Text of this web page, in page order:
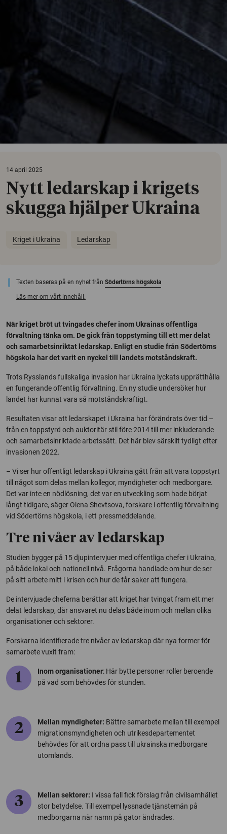
14 april 2025
Nytt ledarskap i krigets
skugga hjälper Ukraina
Kriget i Ukraina Ledarskap
Texten baseras på en nyhet från Södertörns högskola
Läs mer om vårt innehåll.
När kriget bröt ut tvingades chefer inom Ukrainas offentliga
förvaltning tänka om. De gick från toppstyrning till ett mer delat
och samarbetsinriktat ledarskap. Enligt en studie från Södertörns
högskola har det varit en nyckel till landets motståndskraft.
Trots Rysslands fullskaliga invasion har Ukraina lyckats upprätthålla
en fungerande offentlig förvaltning. En ny studie undersöker hur
landet har kunnat vara så motståndskraftigt.
Resultaten visar att ledarskapet i Ukraina har förändrats över tid –
från en toppstyrd och auktoritär stil före 2014 till mer inkluderande
och samarbetsinriktade arbetssätt. Det här blev särskilt tydligt efter
invasionen 2022.
– Vi ser hur offentligt ledarskap i Ukraina gått från att vara toppstyrt
till något som delas mellan kollegor, myndigheter och medborgare.
Det var inte en nödlösning, det var en utveckling som hade börjat
långt tidigare, säger Olena Shevtsova, forskare i offentlig förvaltning
vid Södertörns högskola, i ett pressmeddelande.
Tre nivåer av ledarskap
Studien bygger på 15 djupintervjuer med offentliga chefer i Ukraina,
på både lokal och nationell nivå. Frågorna handlade om hur de ser
på sitt arbete mitt i krisen och hur de får saker att fungera.
De intervjuade cheferna berättar att kriget har tvingat fram ett mer
delat ledarskap, där ansvaret nu delas både inom och mellan olika
organisationer och sektorer.
Forskarna identifierade tre nivåer av ledarskap där nya former för
samarbete vuxit fram:
1 Inom organisationer: Här bytte personer roller beroende
på vad som behövdes för stunden.
2 Mellan myndigheter: Bättre samarbete mellan till exempel
migrationsmyndigheten och utrikesdepartementet
behövdes för att ordna pass till ukrainska medborgare
utomlands.
3 Mellan sektorer: I vissa fall fick förslag från civilsamhället
stor betydelse. Till exempel lyssnade tjänstemän på
medborgarna när namn på gator ändrades.